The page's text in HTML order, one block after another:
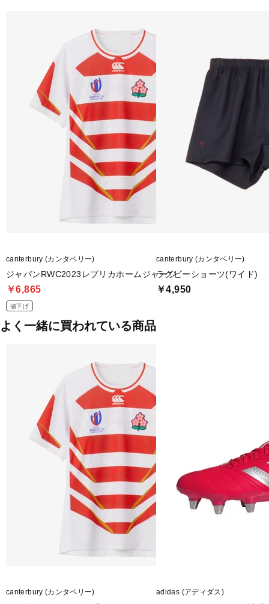
■2023年モデル
■メーカー型番：RG23722
canterbury (カンタベリー)
ジャパンRWC2023レプリカホームジャージ
￥6,865
値下げ
canterbury (カンタベリー)
ラグビーショーツ(ワイド)
￥4,950
よく一緒に買われている商品
canterbury (カンタベリー) adidas (アディダス)